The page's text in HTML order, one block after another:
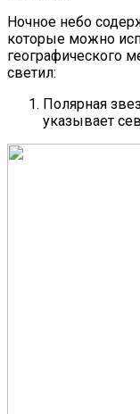
Ночное небо
которые можно
географического
светил:
Полярная
указывает